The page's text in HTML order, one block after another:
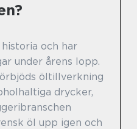
och har
under årens lopp.
öltillverkning
drycker,
öl upp igen och